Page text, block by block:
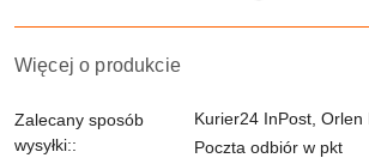
Więcej o produkcie
Zalecany sposób
wysyłki::
Kurier24 InPost, Orlen
Poczta odbiór w pkt